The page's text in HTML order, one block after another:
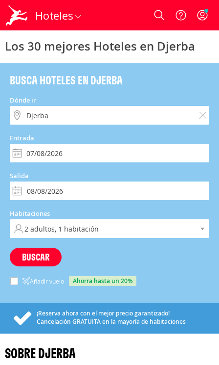
Hoteles Login
Los 30 mejores Hoteles en Djerba
BUSCA HOTELES EN DJERBA
Dónde ir
Entrada
Salida
Habitaciones
BUSCAR
Añadir vuelo ahorra hasta un 20%
¡Reserva ahora con el mejor precio garantizado!
Cancelación GRATUITAen la mayoría de habitaciones
SOBRE DJERBA